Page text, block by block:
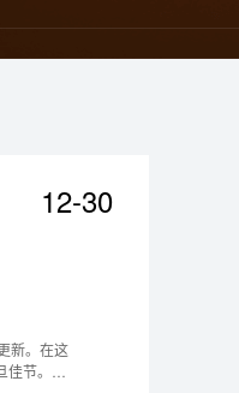
12-30
新。在这
节。根